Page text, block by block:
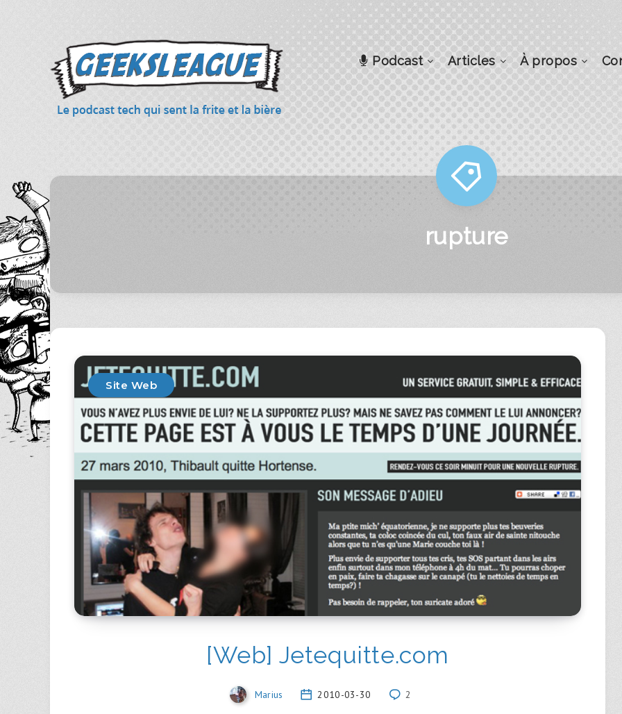
Podcast Articles À propos
rupture
Site Web
[Web] Jetequitte.com
Marius 2010-03-30 2